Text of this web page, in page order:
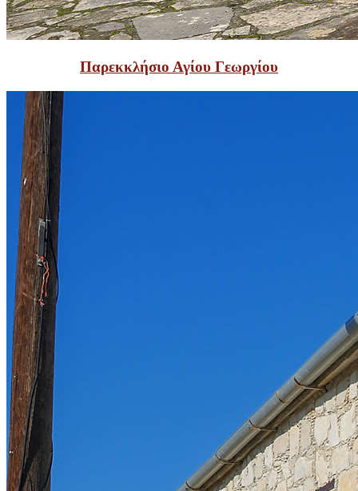
Παρεκκλήσιο Αγίου Γεωργίου